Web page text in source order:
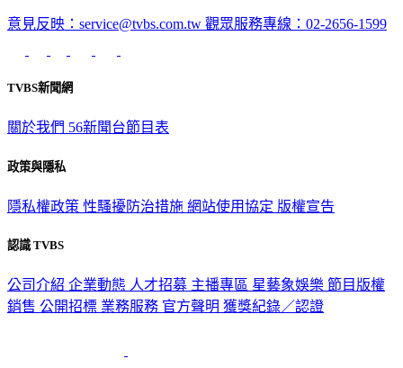
意見反映：service@tvbs.com.tw 觀眾服務專線：02-2656-1599
TVBS新聞網
關於我們 56新聞台節目表
政策與隱私
隱私權政策 性騷擾防治措施 網站使用協定 版權宣告
認識 TVBS
公司介紹 企業動態 人才招募 主播專區 星藝象娛樂 節目版權
銷售 公開招標 業務服務 官方聲明 獲獎紀錄／認證